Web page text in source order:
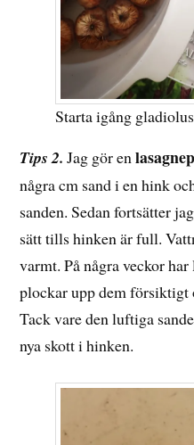
Starta igång
Tips 2. Jag gör en
några cm sand i en hink
sanden. Sedan fortsätter
sätt tills hinken är full.
varmt. På några veckor
plockar upp dem försiktigt
Tack vare den luftiga
nya skott i hinken.